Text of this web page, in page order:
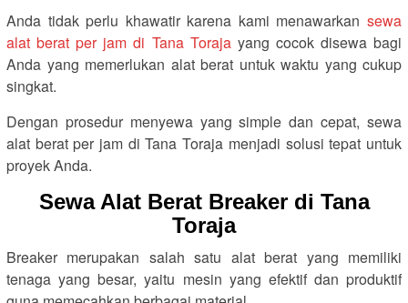
Anda tidak perlu khawatir karena kami menawarkan sewa
alat berat per jam di Tana Torajayang cocok disewa bagi
Anda yang memerlukan alat berat untuk waktu yang cukup
singkat.
Dengan prosedur menyewa yang simple dan cepat, sewa
alat berat per jam di Tana Toraja menjadi solusi tepat untuk
proyek Anda.
Sewa Alat Berat Breaker di Tana
Toraja
Breaker merupakan salah satu alat berat yang memiliki
tenaga yang besar, yaitu mesin yang efektif dan produktif